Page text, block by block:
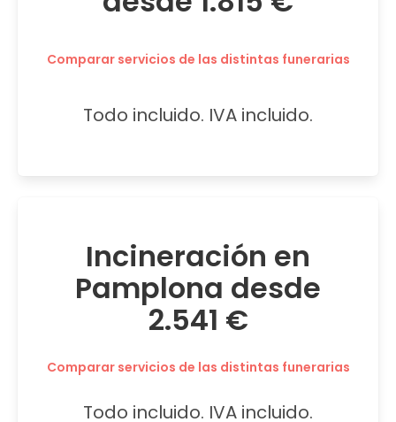
Comparar servicios de las distintas funerarias
Todo incluido. IVA incluido.
Incineración en
Pamplona desde
2.541 €
Comparar servicios de las distintas funerarias
Todo incluido. IVA incluido.